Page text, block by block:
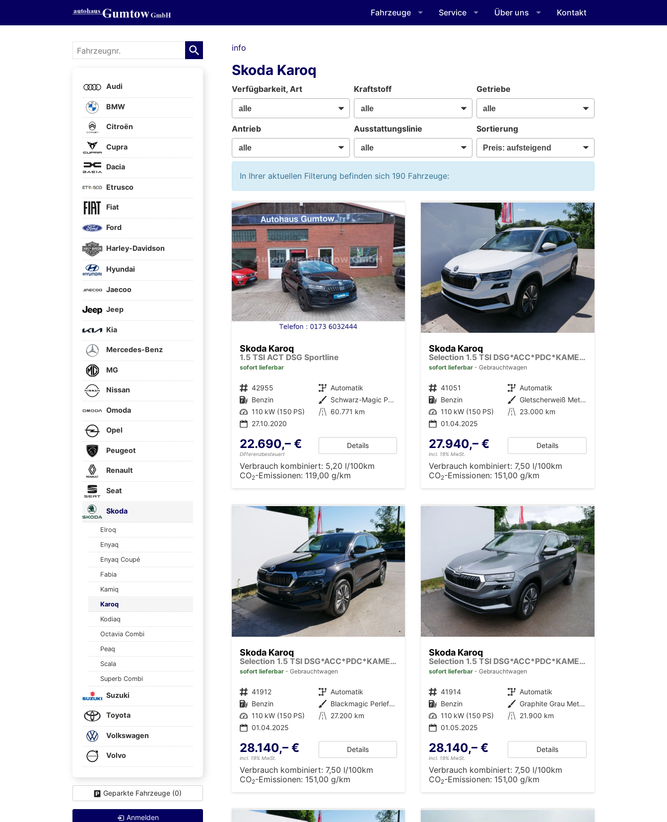
Fahrzeuge Service Über uns Kontakt
info
Skoda Karoq
Verfügbarkeit, Art Kraftstoff Getriebe
Antrieb Ausstattungslinie Sortierung
In Ihrer aktuellen Filterung befinden sich 190 Fahrzeuge:
Skoda Karoq
1.5 TSI ACT DSG Sportline
sofort lieferbar
Fahrzeugnr. 42955 Getriebe Automatik
Kraftstoff Benzin Außenfarbe
Schwarz-Magic Perleffekt
Leistung 110 kW (150 PS) Kilometerstand 60.771 km
27.10.2020
22.690,– €
Differenzbesteuert
Details
Verbrauch kombiniert: 5,20 l/100km
CO2-Emissionen: 119,00 g/km
Skoda Karoq
Selection 1.5 TSI DSG*ACC*PDC*KAMERA*TEMPOMAT*LED*SMARTLINK*KLIMA*RADIO*17-ZOLL
sofort lieferbar Gebrauchtwagen
Fahrzeugnr. 41051 Getriebe Automatik
Kraftstoff Benzin Außenfarbe
Gletscherweiß Metallic
Leistung 110 kW (150 PS) Kilometerstand 23.000 km
01.04.2025
27.940,– €
incl. 19% MwSt.
Details
Verbrauch kombiniert:7,50 l/100km
CO2-Emissionen: 151,00 g/km
Skoda Karoq
Selection 1.5 TSI DSG*ACC*PDC*KAMERA*TEMPOMAT*LED*SMARTLINK*KLIMA*RADIO*17-ZOLL
sofort lieferbar Gebrauchtwagen
Fahrzeugnr. 41912 Getriebe Automatik
Kraftstoff Benzin Außenfarbe
Blackmagic Perleffekt
Leistung 110 kW (150 PS) Kilometerstand 27.200 km
01.04.2025
28.140,– €
incl. 19% MwSt.
Details
Verbrauch kombiniert: 7,50 l/100km
CO2-Emissionen: 151,00 g/km
Skoda Karoq
Selection 1.5 TSI DSG*ACC*PDC*KAMERA*TEMPOMAT*LED*SMARTLINK*KLIMA*RADIO*17-ZOLL
sofort lieferbar Gebrauchtwagen
Fahrzeugnr. 41914 Getriebe Automatik
Kraftstoff Benzin Außenfarbe
Graphite Grau Metallic
Leistung 110 kW (150 PS) Kilometerstand 21.900 km
01.05.2025
28.140,– €
incl. 19% MwSt.
Details
Verbrauch kombiniert:7,50 l/100km
CO2-Emissionen: 151,00 g/km
Fahrzeugnr.
Audi
BMW
Citroën
Cupra
Dacia
Etrusco
Fiat
Ford
Harley-Davidson
Hyundai
Jaecoo
Jeep
Kia
Mercedes-Benz
MG
Nissan
Omoda
Opel
Peugeot
Renault
Seat
Skoda
Elroq
Enyaq
Enyaq Coupé
Fabia
Kamiq
Karoq
Kodiaq
Octavia Combi
Peaq
Scala
Superb Combi
Suzuki
Toyota
Volkswagen
Volvo
Geparkte Fahrzeuge (0)
Anmelden